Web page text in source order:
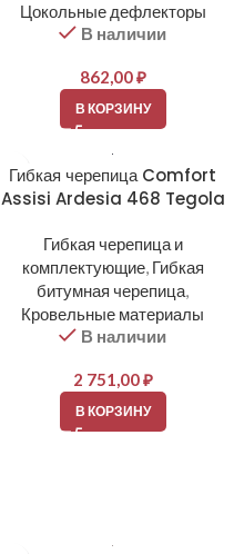
Цокольные дефлекторы
В наличии
862,00₽
В КОРЗИНУ
Гибкая черепица Comfort
Assisi Ardesia 468 Tegola
Гибкая черепица и
комплектующие, Гибкая
битумная черепица,
Кровельные материалы
В наличии
2 751,00₽
В КОРЗИНУ